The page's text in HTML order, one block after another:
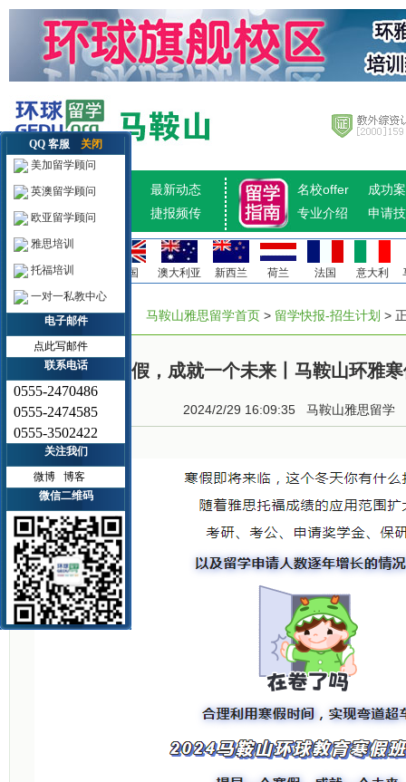
招生计划
最新动态
热点推荐
捷报频传
名校offer
成功
专业介绍
申请
美国 加拿大 英国 澳大利亚 新西兰 荷兰 法国 意大利
马鞍山雅思留学首页 > 留学快报-招生计划 >
提早一个寒假，成就一个未来丨马鞍山环雅
2024/2/29 16:09:35 马鞍山雅思留学
QQ 客服
关闭
美加留学顾问
英澳留学顾问
欧亚留学顾问
雅思培训
托福培训
一对一私教中心
电子邮件
点此写邮件
联系电话
0555-2470486
0555-2474585
0555-3502422
关注我们
微博
博客
微信二维码